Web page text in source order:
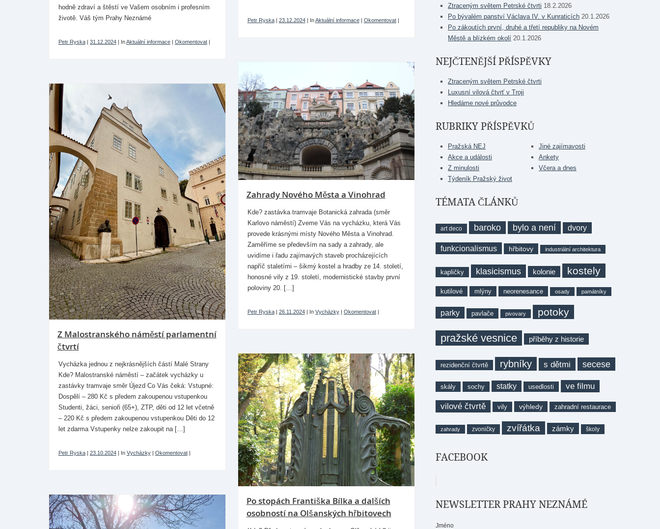
hodně zdraví a štěstí ve Vašem osobním i profesním
životě. Váš tým Prahy Neznámé
Petr Ryska| 31.12.2024| InAktuální informace| Okomentovat|
Petr Ryska| 23.12.2024| InAktuální informace| Okomentovat|
Zahrady Nového Města a Vinohrad
Kde? zastávka tramvaje Botanická zahrada (směr
Karlovo náměstí) Zveme Vás na vycházku, která Vás
provede krásnými místy Nového Města a Vinohrad.
Zaměříme se především na sady a zahrady, ale
uvidíme i řadu zajímavých staveb procházejících
napříč staletími – šikmý kostel a hradby ze 14. století,
honosné vily z 19. století, modernistické stavby první
poloviny 20. […]
Petr Ryska| 26.11.2024| In Vycházky| Okomentovat|
Z Malostranského náměstí parlamentní
čtvrtí
Vycházka jednou z nejkrásnějších částí Malé Strany
Kde? Malostranské náměstí – začátek vycházky u
zastávky tramvaje směr Újezd Co Vás čeká: Vstupné:
Dospělí – 280 Kč s předem zakoupenou vstupenkou
Studenti, žáci, senioři (65+), ZTP, děti od 12 let včetně
– 220 Kč s předem zakoupenou vstupenkou Děti do 12
let zdarma Vstupenky nelze zakoupit na […]
Petr Ryska| 23.10.2024| In Vycházky| Okomentovat|
Po stopách Františka Bílka a dalších
osobností na Olšanských hřbitovech
Ztraceným světem Petrské čtvrti 18.2.2026
Po bývalém panství Václava IV. v Kunraticích 20.1.2026
Po zákoutích první, druhé a třetí republiky na Novém
Městě a blízkém okolí 20.1.2026
NEJČTENĚJŠÍ PŘÍSPĚVKY
Ztraceným světem Petrské čtvrti
Luxusní vilová čtvrť v Troji
Hledáme nové průvodce
RUBRIKY PŘÍSPĚVKŮ
Pražská NEJ
Akce a události
Z minulosti
Týdeník Pražský život
Jiné zajímavosti
Ankety
Včera a dnes
TÉMATA ČLÁNKŮ
art deco baroko bylo a není dvory
funkcionalismus hřbitovy industriální architektura
kapličky klasicismus kolonie kostely
kutilové mlýny neorenesance osady památníky
parky pavlače pivovary potoky
pražské vesnice příběhy z historie
rezidenční čtvrtě rybníky s dětmi secese
skály sochy statky usedlosti ve filmu
vilové čtvrtě vily výhledy zahradní restaurace
zahrady zvoničky zvířátka zámky školy
FACEBOOK
NEWSLETTER PRAHY NEZNÁMÉ
Jméno